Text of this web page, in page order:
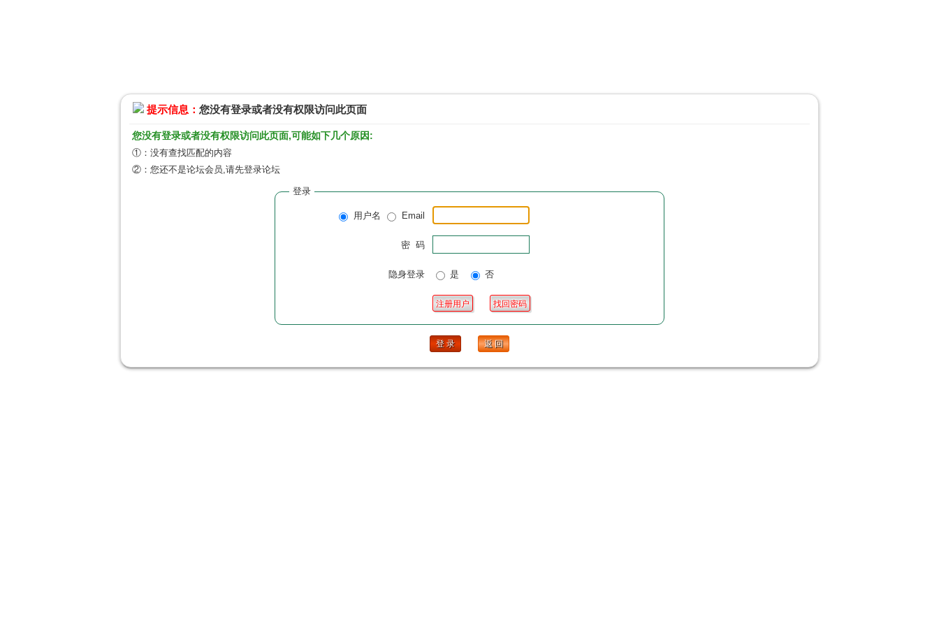
提示信息： 您没有登录或者没有权限访问此页面
您没有登录或者没有权限访问此页面,可能如下几个原因:
①：没有查找匹配的内容
②：您还不是论坛会员,请先登录论坛
登录
用户名 Email
密 码
隐身登录 是 否